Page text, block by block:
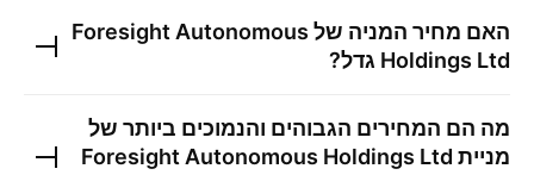
האם מחיר המניה של Foresight Autonomous
Holdings Ltd גדל?
מה הם המחירים הגבוהים והנמוכים ביותר של
מניית Foresight Autonomous Holdings Ltd